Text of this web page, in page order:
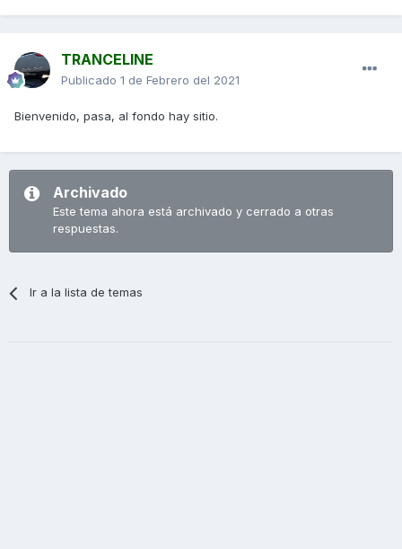
TRANCELINE
Publicado 1 de Febrero del 2021
Bienvenido, pasa, al fondo hay sitio.
Archivado
Este tema ahora está archivado y cerrado a otras
respuestas.
Ir a la lista de temas